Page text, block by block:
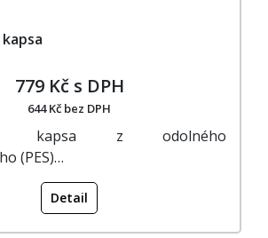
779 Kč s DPH
644 Kč bez DPH
kapsa z odolného
(PES)…
Detail